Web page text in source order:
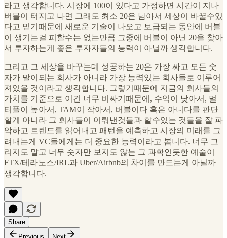
라고 생각합니다. 시장에 100이 있다고 가정하면 시간이 지나
버블이 터지고 나면 그래도 최소 20은 남아서 세상이 바꿀수있
다고 믿기때문에 새로운 기술이 나오고 보급되는 동안에 버블
이 생기는걸 피할수는 없는만큼 그중에 버블이 아닌 20을 찾아
서 투자하는게 좋은 투자자들의 능력이 아닐까 생각합니다.
그리고 그 세상을 바꾸는데 성공하는 20은 가장 싸고 모든 숫
자가 말이되는 회사가 아니라 가장 능력있는 회사들로 이루어
져있을 것이라고 생각합니다. 그렇기때문에 지금의 회사들의
가치를 기준으로 이건 너무 비싸기때문에, 수익이 낮아서, 멀
티플이 높아서, TAM이 작아서, 버블이다 혹은 아니다를 판단
할게 아니라 그 회사들이 이뤄낸것들과 할수있는 것들을 잘 파
악하고 트렌드를 읽어내고 패턴을 예측하고 시장의 미래를 그
려내는게 VC들에게는 더 중요한 능력이라고 봅니다. 너무 그
리지도 말고 너무 숫자만 보지도 않는 그 과학인듯한 예술이
FTX/테라노스/IRL과 Uber/Airbnb의 차이를 만드는게 아닐까
생각합니다.
Share